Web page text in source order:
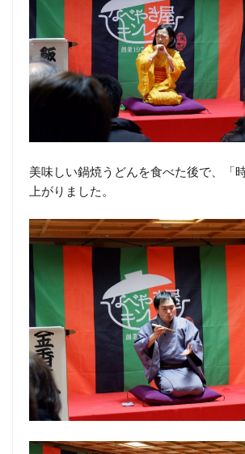
美味しい鍋焼うどんを食べた後で、「
上がりました。